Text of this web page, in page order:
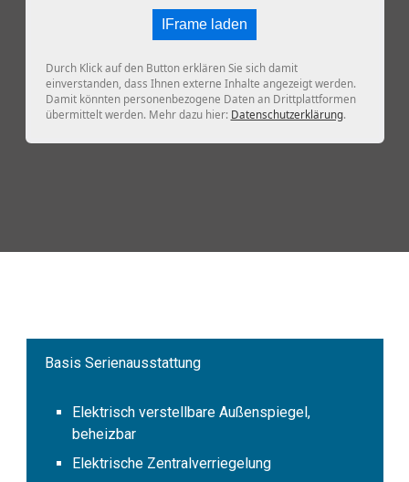
IFrame laden
Durch Klick auf den Button erklären Sie sich damit
einverstanden, dass Ihnen externe Inhalte angezeigt werden.
Damit könnten personenbezogene Daten an Drittplattformen
übermittelt werden. Mehr dazu hier: Datenschutzerklärung.
Basis Serienausstattung
Elektrisch verstellbare Außenspiegel,
beheizbar
Elektrische Zentralverriegelung